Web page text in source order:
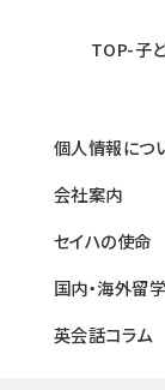
TOP-子
個人情報につ
会社案内
セイハの使命
国内・海外留
英会話コラム